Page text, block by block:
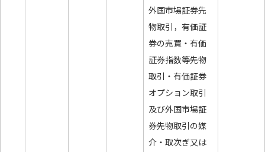
外国市場証券先
物取引，有価証
券の売買・有価
証券指数等先物
取引・有価証券
オプション取引
及び外国市場証
券先物取引の媒
介・取次ぎ又は